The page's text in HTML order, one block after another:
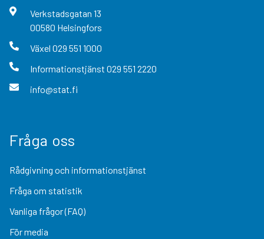
Verkstadsgatan 13
00580 Helsingfors
Växel 029 551 1000
Informationstjänst 029 551 2220
info@stat.fi
Fråga oss
Rådgivning och informationstjänst
Fråga om statistik
Vanliga frågor (FAQ)
För media